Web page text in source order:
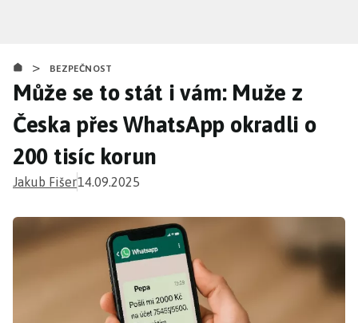
obsahu
> BEZPEČNOST
Může se to stát i vám: Muže z
Česka přes WhatsApp okradli o
200 tisíc korun
Jakub Fišer14.09.2025